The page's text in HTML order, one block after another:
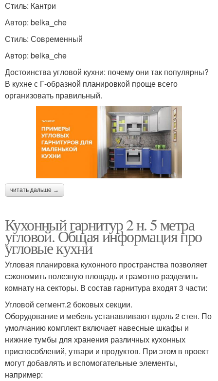
Стиль: Кантри
Автор: belka_che
Стиль: Современный
Автор: belka_che
Достоинства угловой кухни: почему они так популярны?
В кухне с Г-образной планировкой проще всего
организовать правильный.
читать дальше →
Кухонный гарнитур 2 н. 5 метра
угловой. Общая информация про
угловые кухни
Угловая планировка кухонного пространства позволяет
сэкономить полезную площадь и грамотно разделить
комнату на секторы. В состав гарнитура входят 3 части:
Угловой сегмент.2 боковых секции.
Оборудование и мебель устанавливают вдоль 2 стен. По
умолчанию комплект включает навесные шкафы и
нижние тумбы для хранения различных кухонных
приспособлений, утвари и продуктов. При этом в проект
могут добавлять и вспомогательные элементы,
например: